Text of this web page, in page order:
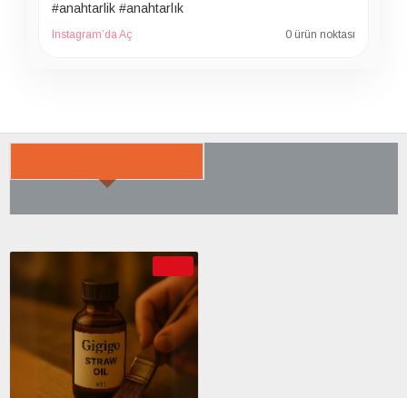
#anahtarlik #anahtarlık
Instagram’da Aç 0 ürün noktası